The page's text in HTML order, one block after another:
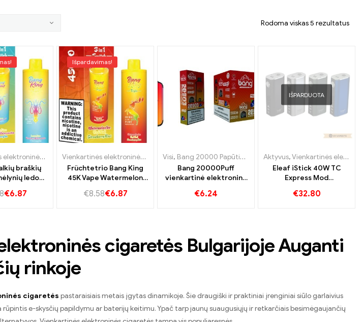
Rodoma viskas 5 rezultatus
elektroninės cigaretės Bulgarija,Vienkartinės elektroninės cigaretės Liuksemburgas,Vienkartinės
Vienkartinės elektroninės cigaretės ,Vienkartinės elektroninės cigaretės Bulgarija,Vienkartinės elektroninės cigaretės
braškių
ledo
€6.87
Išpardavimas!
Vienkartinės elektroninės cigaretės ,Vienkartinės elektroninės cigaretės Bulgarija,
Früchtetrio Bang King
45K Vape Watermelon
€8.58€6.87
Visi, Bang 20000 Papūtimai Bang KING,Vienkartinės
Bang 20000Puff
vienkartinė elektroninė
skonio ir dvigubo
€6.24
IŠPARDUOTA
Aktyvus,Vienkartinės elektroninės cigaretės Belgija
Eleaf iStick 40W TC
Express Mod
didmeninė prekyba 丨
€32.80
cigaretės Bulgarijoje Auganti
rinkoje
cigaretės pastaraisiais metais įgytas dinamikoje. Šie draugiški ir praktiniai įrenginiai siūlo garlaivius
e-skysčių papildymu ar baterijų keitimu. Ypač tarp jaunų suaugusiųjų ir retkarčiais besimėgaujančių